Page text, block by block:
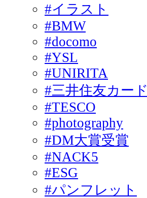
#イラスト
#BMW
#docomo
#YSL
#UNIRITA
#三井住友カード
#TESCO
#photography
#DM大賞受賞
#NACK5
#ESG
#パンフレット